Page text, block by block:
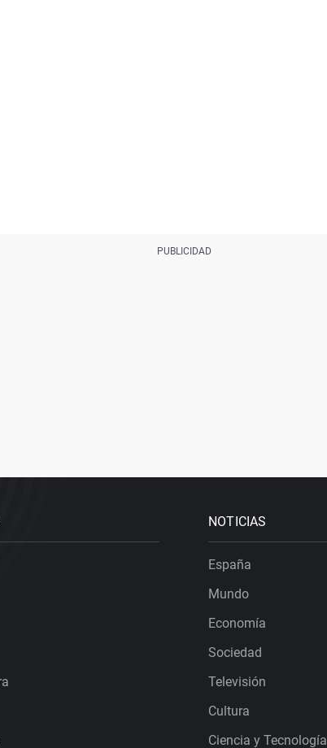
NOTICIAS
España
Mundo
Economía
Sociedad
Televisión
Cultura
Ciencia y Tecnología